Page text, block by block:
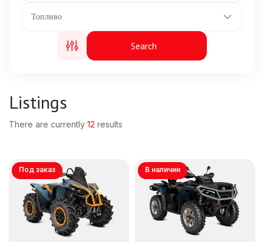
Топливо
Search
Listings
There are currently 12 results
Под заказ В наличии